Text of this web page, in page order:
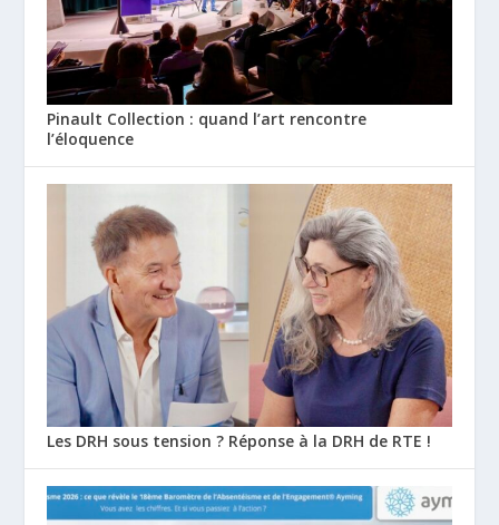
Pinault Collection : quand l’art rencontre
l’éloquence
Les DRH sous tension ? Réponse à la DRH de RTE !